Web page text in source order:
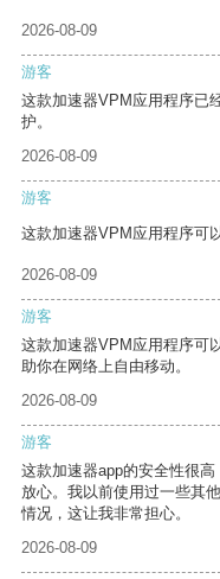
2026-08-09
游客
这款加速器VPM应用程序已
护。
2026-08-09
游客
这款加速器VPM应用程序可
2026-08-09
游客
这款加速器VPM应用程序可
助你在网络上自由移动。
2026-08-09
游客
这款加速器app的安全性很
放心。我以前使用过一些其
情况，这让我非常担心。
2026-08-09